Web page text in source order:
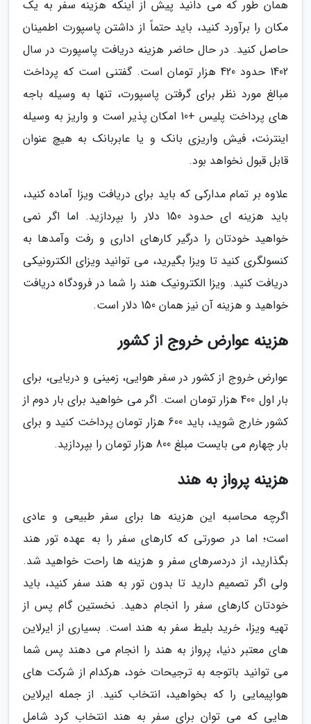
همان طور که می دانید پیش از اینکه هزینه سفر به یک
مکان را برآورد کنید، باید حتماً از داشتن پاسپورت اطمینان
حاصل کنید. در حال حاضر هزینه دریافت پاسپورت در سال
1402 حدود 420 هزار تومان است. گفتنی است که پرداخت
مبالغ مورد نظر برای گرفتن پاسپورت، تنها به وسیله باجه
های پرداخت پلیس +10 امکان پذیر است و واریز به وسیله
اینترنت، فیش واریزی بانک و یا عابربانک به هیچ عنوان
قابل قبول نخواهد بود.
علاوه بر تمام مدارکی که باید برای دریافت ویزا آماده کنید،
باید هزینه ای حدود 150 دلار را بپردازید. اما اگر نمی
خواهید خودتان را درگیر کارهای اداری و رفت وآمدها به
کنسولگری کنید تا ویزا بگیرید، می توانید ویزای الکترونیکی
دریافت کنید. ویزا الکترونیک هند را شما در فرودگاه دریافت
خواهید و هزینه آن نیز همان 150 دلار است.
هزینه عوارض خروج از کشور
عوارض خروج از کشور در سفر هوایی، زمینی و دریایی، برای
بار اول 400 هزار تومان است. اگر می خواهید برای بار دوم از
کشور خارج شوید، باید 600 هزار تومان پرداخت کنید و برای
بار چهارم می بایست مبلغ 800 هزار تومان را بپردازید.
هزینه پرواز به هند
اگرچه محاسبه این هزینه ها برای سفر طبیعی و عادی
است؛ اما در صورتی که کارهای سفر را به عهده تور هند
بگذارید، از دردسرهای سفر و هزینه ها راحت خواهید شد.
ولی اگر تصمیم دارید تا بدون تور به هند سفر کنید، باید
خودتان کارهای سفر را انجام دهید. نخستین گام پس از
تهیه ویزا، خرید بلیط سفر به هند است. بسیاری از ایرلاین
های معتبر دنیا، پرواز به هند را انجام می دهند پس شما
می توانید باتوجه به ترجیحات خود، هرکدام از شرکت های
هواپیمایی را که بخواهید، انتخاب کنید. از جمله ایرلاین
هایی که می توان برای سفر به هند انتخاب کرد شامل